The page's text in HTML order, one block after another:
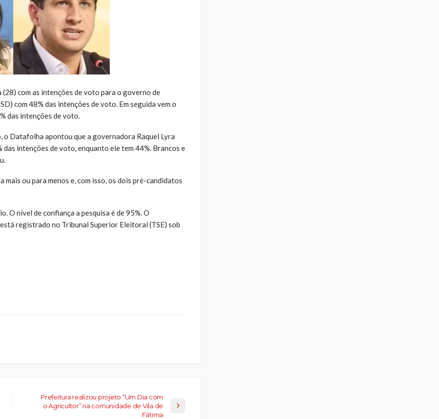
com as intenções de voto para o governo de
com 48% das intenções de voto. Em seguida vem o
das intenções de voto.
o Datafolha apontou que a governadora Raquel Lyra
das intenções de voto, enquanto ele tem 44%. Brancos e
ou para menos e, com isso, os dois pré-candidatos
O nível de confiança a pesquisa é de 95%. O
registrado no Tribunal Superior Eleitoral (TSE) sob
Prefeitura realizou projeto “Um Dia com
o Agricultor” na comunidade de Vila de
Fátima